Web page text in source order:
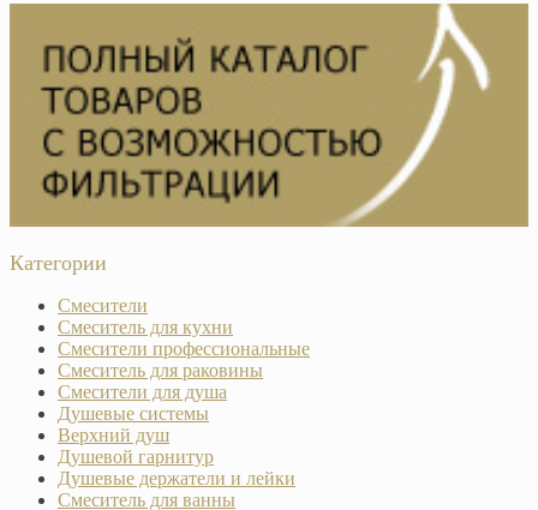
Категории
Смесители
Смеситель для кухни
Смесители профессиональные
Смеситель для раковины
Смесители для душа
Душевые системы
Верхний душ
Душевой гарнитур
Душевые держатели и лейки
Смеситель для ванны